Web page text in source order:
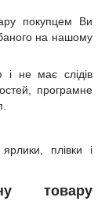
покупцем Ви
на нашому
і не має слідів
програмне
плівки і
товару